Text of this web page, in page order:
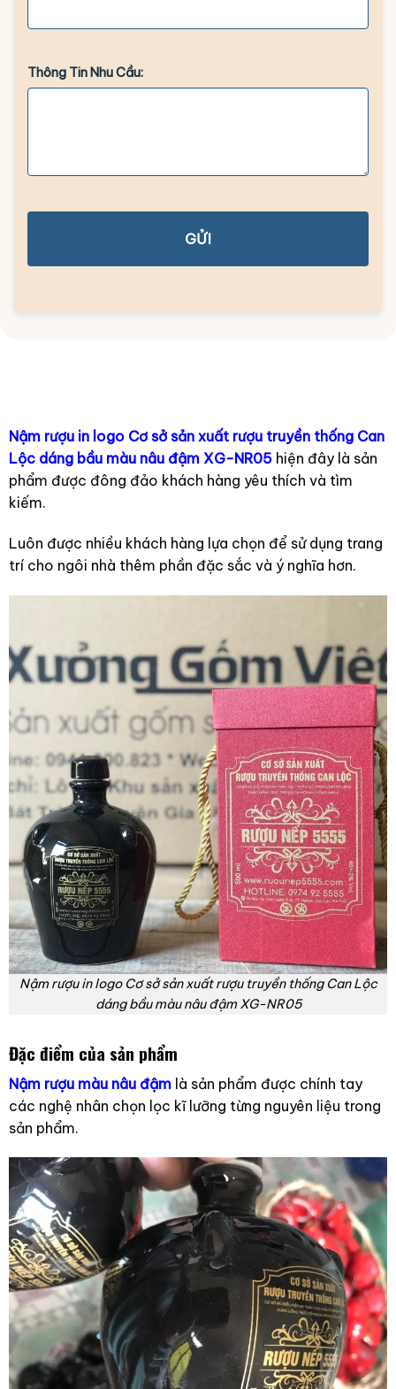
Thông Tin Nhu Cầu:
GỬI
Nậm rượu in logo Cơ sở sản xuất rượu truyền thống Can
Lộc dáng bầu màu nâu đậm XG-NR05hiện đây là sản
phẩm được đông đảo khách hàng yêu thích và tìm
kiếm.
Luôn được nhiều khách hàng lựa chọn để sử dụng trang
trí cho ngôi nhà thêm phần đặc sắc và ý nghĩa hơn.
Nậm rượu in logo Cơ sở sản xuất rượu truyền thống Can Lộc
dáng bầu màu nâu đậm XG-NR05
Đặc điểm của sản phẩm
Nậm rượu màu nâu đậmlà sản phẩm được chính tay
các nghệ nhân chọn lọc kĩ lưỡng từng nguyên liệu trong
sản phẩm.